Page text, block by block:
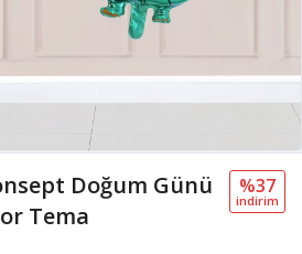
Doğum Günü
Tema
%37
i̇ndi̇ri̇m